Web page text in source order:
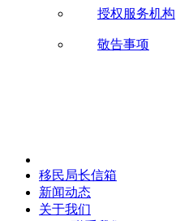
授权服务机构
敬告事项
移民局长信箱
新闻动态
关于我们